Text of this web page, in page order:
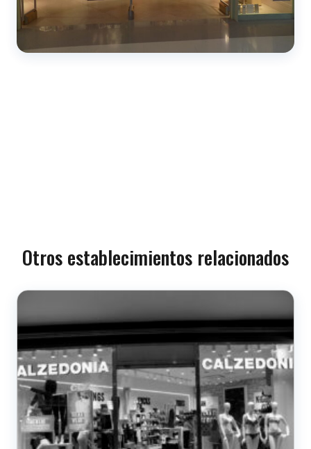
Otros establecimientos relacionados